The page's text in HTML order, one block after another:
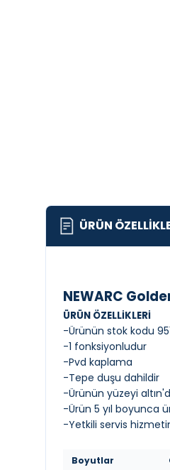
ÜRÜN
NEWARC
ÜRÜN ÖZELLİKLERİ
-Ürünün stok kodu
-1 fonksiyonludur
-Pvd kaplama
-Tepe duşu dahildir
-Ürünün yüzeyi
-Ürün 5 yıl boyunca
-Yetkili servis
Boyutlar